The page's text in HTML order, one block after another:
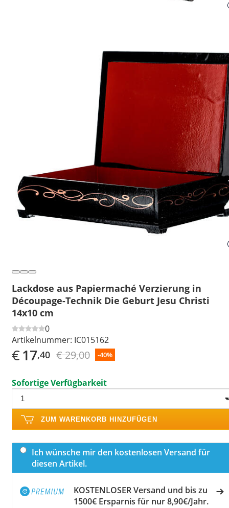
Lackdose aus Papiermaché Verzierung in
Découpage-Technik Die Geburt Jesu Christi
14x10 cm
0
Artikelnummer: IC015162
€17,40 € 29,00 -40%
Sofortige Verfügbarkeit
ZUM WARENKORB HINZUFÜGEN
Ich wünsche mir den kostenlosen Versand für
diesen Artikel.
KOSTENLOSER Versand und bis zu
1500€ Ersparnis für nur 8,90€/Jahr.